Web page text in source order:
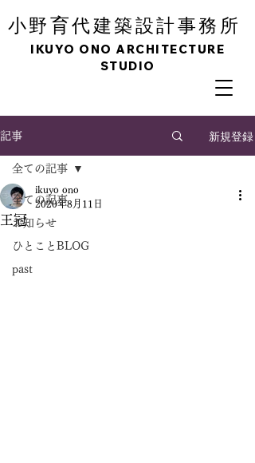
小野育代建築設計事務所
IKUYO ONO ARCHITECTURE
STUDIO
記事 新規登録
全ての記事
お知らせ
ひとことBLOG
past
全ての記事
王冠
ikuyo ono
2020年8月11日